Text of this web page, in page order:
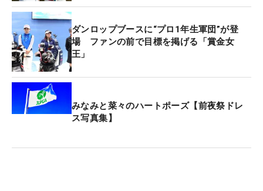
「あれからスコアを記入するときはしばらくトラウ
マみたいになっていました。しっかり確認すればよ
かった。でも、父に『立ち止まっていては強くなれ
ないよ』と言われ、前を向くことができました」
その日はおなかいっぱいに食べて、悔しさを忘れ
た。プロデビュー戦となった直後の「JLPGA新人戦
ダンロップブースに“プロ1年生軍団”が登
場 ファンの前で目標を掲げる「賞金女
王」
みなみと菜々のハートポーズ【前夜祭ドレ
ス写真集】